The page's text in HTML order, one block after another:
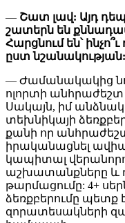
— Շատ լավ: Այդ
շատերն են
Հարցնում են՝
ըստ նշանակության:
— Ժամանակակից
ոլորտի
Սակայն, իմ
տեխնիկայի
քանի որ
իրականացնել
կապիտալ
աշխատանքները և
թարմացումը: 4+
ձեռքբերումը պետք
զորատեսակների